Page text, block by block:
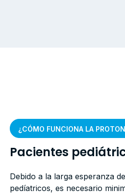
¿CÓMO FUNCIONA LA
Pacientes
Debido a la larga esperanza
pedíatricos, es necesario